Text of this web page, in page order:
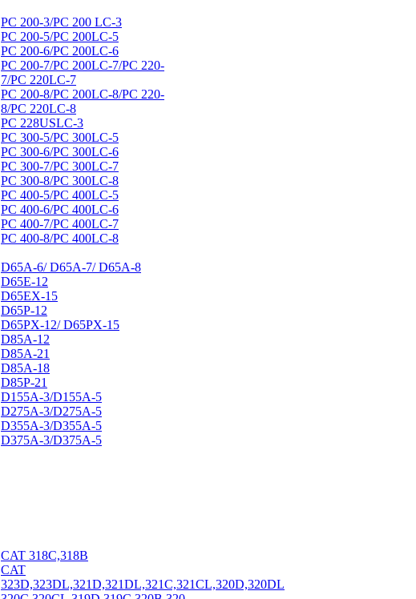
РС 200-3/PC 200 LC-3
РС 200-5/PC 200LC-5
РС 200-6/PC 200LC-6
РС 200-7/PC 200LC-7/РС 220-
7/РС 220LC-7
РС 200-8/PC 200LC-8/РС 220-
8/РС 220LC-8
РС 228USLC-3
PC 300-5/PC 300LC-5
РС 300-6/РС 300LC-6
РС 300-7/РС 300LC-7
РС 300-8/РС 300LC-8
РС 400-5/РС 400LC-5
РС 400-6/РС 400LC-6
РС 400-7/РС 400LC-7
РС 400-8/РС 400LC-8
D65А-6/ D65А-7/ D65А-8
D65E-12
D65EX-15
D65P-12
D65PX-12/ D65PX-15
D85A-12
D85A-21
D85A-18
D85P-21
D155A-3/D155A-5
D275A-3/D275A-5
D355A-3/D355A-5
D375A-3/D375A-5
CAT 318С,318B
CAT
323D,323DL,321D,321DL,321C,321CL,320D,320DL